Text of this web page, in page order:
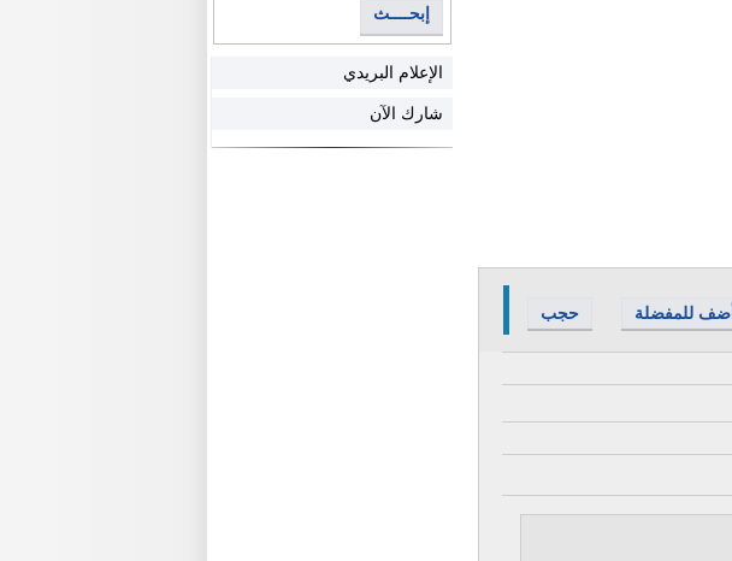
حجب أضف للمفضلة
إبحــــث
الإعلام البريدي
شارك الآن